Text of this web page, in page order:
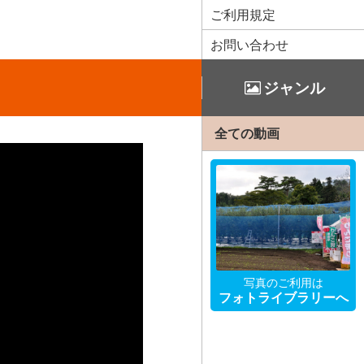
ご利用規定
お問い合わせ
ジャンル
全ての動画
写真のご利用は
フォトライブラリーへ